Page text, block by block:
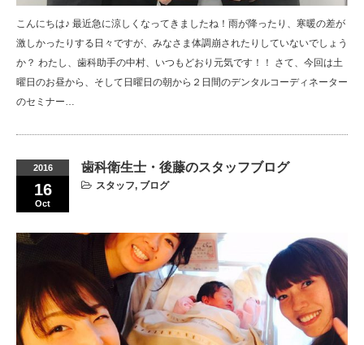
こんにちは♪ 最近急に涼しくなってきましたね！雨が降ったり、寒暖の差が
激しかったりする日々ですが、みなさま体調崩されたりしていないでしょう
か？ わたし、歯科助手の中村、いつもどおり元気です！！ さて、今回は土
曜日のお昼から、そして日曜日の朝から２日間のデンタルコーディネーター
のセミナー…
2016
16
Oct
歯科衛生士・後藤のスタッフブログ
スタッフ, ブログ